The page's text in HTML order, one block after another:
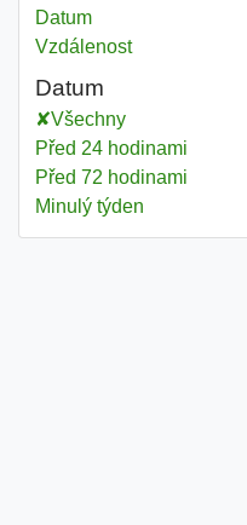
Datum
Vzdálenost
Datum
Všechny
Před 24 hodinami
Před 72 hodinami
Minulý týden